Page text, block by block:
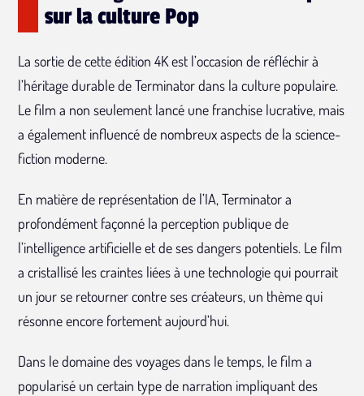
sur la culture Pop
La sortie de cette édition 4K est l’occasion de réfléchir à
l’héritage durable de Terminator dans la culture populaire.
Le film a non seulement lancé une franchise lucrative, mais
a également influencé de nombreux aspects de la science-
fiction moderne.
En matière de représentation de l’IA, Terminator a
profondément façonné la perception publique de
l’intelligence artificielle et de ses dangers potentiels. Le film
a cristallisé les craintes liées à une technologie qui pourrait
un jour se retourner contre ses créateurs, un thème qui
résonne encore fortement aujourd’hui.
Dans le domaine des voyages dans le temps, le film a
popularisé un certain type de narration impliquant des